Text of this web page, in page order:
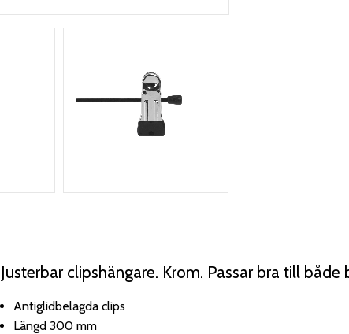
Justerbar clipshängare. Krom. Passar bra till både
Antiglidbelagda clips
Längd 300 mm